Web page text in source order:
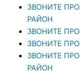
ЗВОНИТЕ
РАЙОН
ЗВОНИТЕ
ЗВОНИТЕ
ЗВОНИТЕ
РАЙОН